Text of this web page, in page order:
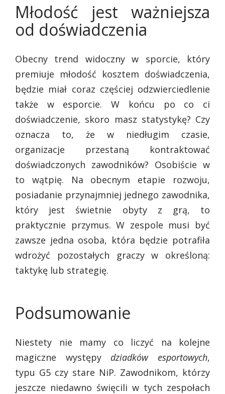
Młodość jest ważniejsza
od doświadczenia
Obecny trend widoczny w sporcie, który
premiuje młodość kosztem doświadczenia,
będzie miał coraz częściej odzwierciedlenie
także w esporcie. W końcu po co ci
doświadczenie, skoro masz statystykę? Czy
oznacza to, że w niedługim czasie,
organizacje przestaną kontraktować
doświadczonych zawodników? Osobiście w
to wątpię. Na obecnym etapie rozwoju,
posiadanie przynajmniej jednego zawodnika,
który jest świetnie obyty z grą, to
praktycznie przymus. W zespole musi być
zawsze jedna osoba, która będzie potrafiła
wdrożyć pozostałych graczy w określoną:
taktykę lub strategię.
Podsumowanie
Niestety nie mamy co liczyć na kolejne
magiczne występy dziadków esportowych,
typu G5 czy stare NiP. Zawodnikom, którzy
jeszcze niedawno święcili w tych zespołach